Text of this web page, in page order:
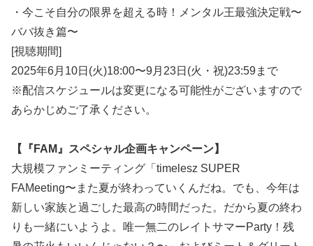
・今こそ自分の限界を超える時！メンタル王最強決定戦〜
ババ抜き篇〜
[視聴期間]
2025年6月10日(火)18:00〜9月23日(火・祝)23:59まで
※配信スケジュールは変更になる可能性がございますので
あらかじめご了承ください。
【『FAM』スペシャル企画キャンペーン】
大規模ファンミーティング「timelesz SUPER
FAMeeting〜また夏が終わっていくんだね。でも、今年は
新しい家族と過ごした最高の時間だった。だから夏の終わ
りも一緒にいようよ。唯一無二のレイトサマーParty！残